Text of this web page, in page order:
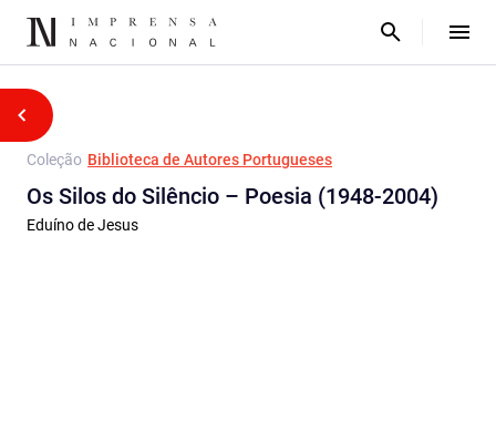
Coleção Biblioteca de Autores Portugueses
Os Silos do Silêncio – Poesia (1948-2004)
Eduíno de Jesus